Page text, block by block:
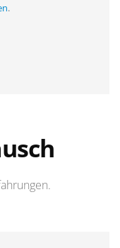
.